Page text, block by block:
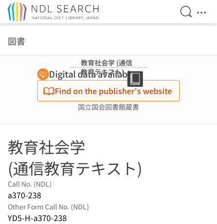
Open
図書
教育社会学 (通信
教育テキスト)
Digital data available
Find on the publisher's website
国立国会図書館蔵書
教育社会学
(通信教育テキスト)
Call No. (NDL)
a370-238
Other Form Call No. (NDL)
YD5-H-a370-238